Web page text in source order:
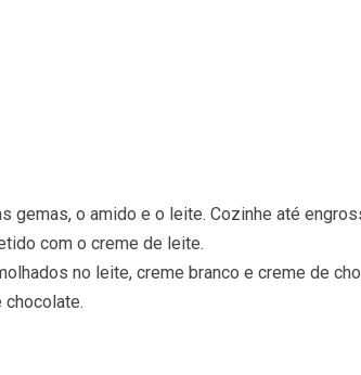
gemas, o amido e o leite. Cozinhe até
com o creme de leite.
no leite, creme branco e creme de
chocolate.